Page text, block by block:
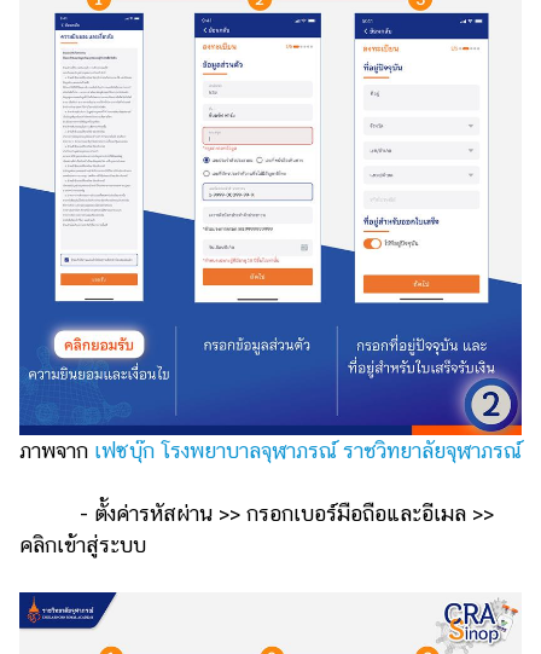
ภาพจาก เฟซบุ๊ก โรงพยาบาลจุฬาภรณ์ ราชวิทยาลัยจุฬาภรณ์
- ตั้งค่ารหัสผ่าน >> กรอกเบอร์มือถือและอีเมล >>
คลิกเข้าสู่ระบบ